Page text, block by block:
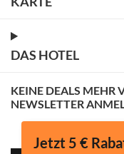
DAS HOTEL
KEINE DEALS MEHR
NEWSLETTER
Jetzt 5 €